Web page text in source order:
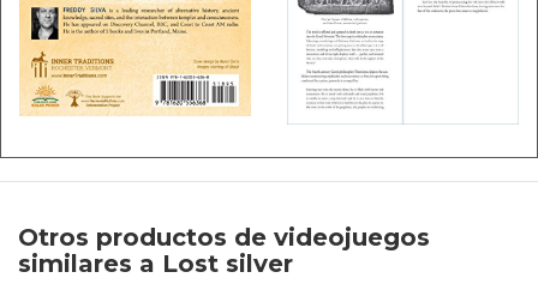
Otros productos de videojuegos
similares a Lost silver